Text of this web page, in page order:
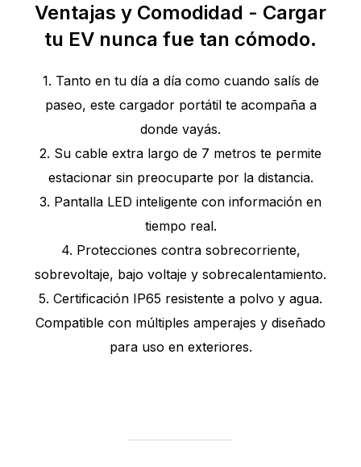
Ventajas y Comodidad - Cargar
tu EV nunca fue tan cómodo.
1. Tanto en tu día a día como cuando salís de
paseo, este cargador portátil te acompaña a
donde vayás.
2. Su cable extra largo de 7 metros te permite
estacionar sin preocuparte por la distancia.
3. Pantalla LED inteligente con información en
tiempo real.
4. Protecciones contra sobrecorriente,
sobrevoltaje, bajo voltaje y sobrecalentamiento.
5. Certificación IP65 resistente a polvo y agua.
Compatible con múltiples amperajes y diseñado
para uso en exteriores.